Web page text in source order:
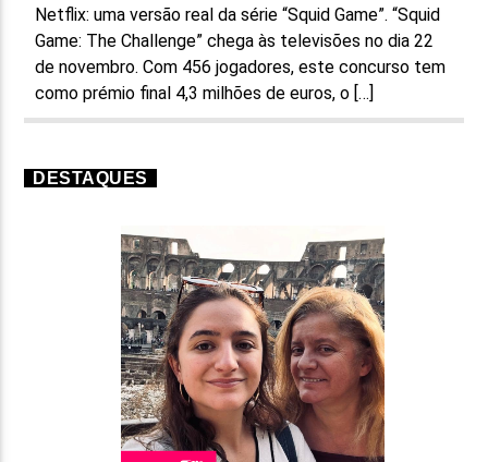
Netflix: uma versão real da série “Squid Game”. “Squid
Game: The Challenge” chega às televisões no dia 22
de novembro. Com 456 jogadores, este concurso tem
como prémio final 4,3 milhões de euros, o […]
DESTAQUES